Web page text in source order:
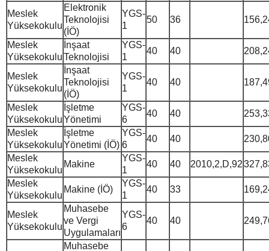
Meslek
Yüksekokulu
Elektronik
Teknolojisi
(İÖ)
YGS-
1
50 36
Meslek
Yüksekokulu
İnşaat
Teknolojisi
YGS-
1
40 40
Meslek
Yüksekokulu
İnşaat
Teknolojisi
(İÖ)
YGS-
1
40 40
Meslek
Yüksekokulu
İşletme
Yönetimi
YGS-
6
40 40
Meslek
Yüksekokulu
İşletme
Yönetimi (İÖ)
YGS-
6
40 40
Meslek
Yüksekokulu
Makine
YGS-
1
40 40 2010,2,D,92
Meslek
Yüksekokulu
Makine (İÖ)
YGS-
1
40 33
Meslek
Yüksekokulu
Muhasebe
ve Vergi
Uygulamaları
YGS-
6
40 40
Muhasebe